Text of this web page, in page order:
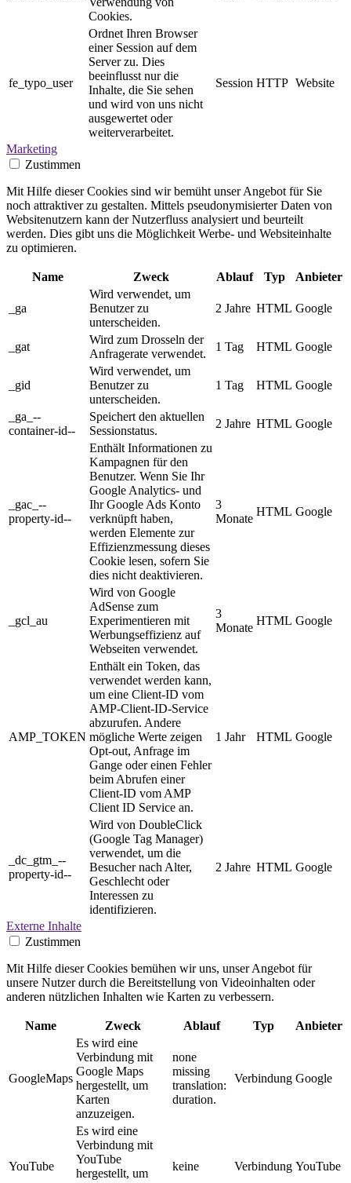
Cookies.
fe_typo_user
Ordnet Ihren Browser
einer Session auf dem
Server zu. Dies
beeinflusst nur die
Inhalte, die Sie sehen
und wird von uns nicht
ausgewertet oder
weiterverarbeitet.
Session HTTP Website
Marketing
Zustimmen
Mit Hilfe dieser Cookies sind wir bemüht unser Angebot für Sie
noch attraktiver zu gestalten. Mittels pseudonymisierter Daten von
Websitenutzern kann der Nutzerfluss analysiert und beurteilt
werden. Dies gibt uns die Möglichkeit Werbe- und Websiteinhalte
zu optimieren.
Name Zweck Ablauf Typ Anbieter
_ga
Wird verwendet, um
Benutzer zu
unterscheiden.
2 Jahre HTML Google
_gat
Wird zum Drosseln der
Anfragerate verwendet.
1 Tag HTML Google
_gid
Wird verwendet, um
Benutzer zu
unterscheiden.
1 Tag HTML Google
_ga_--
container-id--
Speichert den aktuellen
Sessionstatus.
2 Jahre HTML Google
_gac_--
property-id--
Enthält Informationen zu
Kampagnen für den
Benutzer. Wenn Sie Ihr
Google Analytics- und
Ihr Google Ads Konto
verknüpft haben,
werden Elemente zur
Effizienzmessung dieses
Cookie lesen, sofern Sie
dies nicht deaktivieren.
3
Monate
HTML Google
_gcl_au
Wird von Google
AdSense zum
Experimentieren mit
Werbungseffizienz auf
Webseiten verwendet.
3
Monate
HTML Google
AMP_TOKEN
Enthält ein Token, das
verwendet werden kann,
um eine Client-ID vom
AMP-Client-ID-Service
abzurufen. Andere
mögliche Werte zeigen
Opt-out, Anfrage im
Gange oder einen Fehler
beim Abrufen einer
Client-ID vom AMP
Client ID Service an.
1 Jahr HTML Google
_dc_gtm_--
property-id--
Wird von DoubleClick
(Google Tag Manager)
verwendet, um die
Besucher nach Alter,
Geschlecht oder
Interessen zu
identifizieren.
2 Jahre HTML Google
Externe Inhalte
Zustimmen
Mit Hilfe dieser Cookies bemühen wir uns, unser Angebot für
unsere Nutzer durch die Bereitstellung von Videoinhalten oder
anderen nützlichen Inhalten wie Karten zu verbessern.
Name Zweck Ablauf Typ Anbieter
GoogleMaps
Es wird eine
Verbindung mit
Google Maps
hergestellt, um
Karten
anzuzeigen.
none
missing
translation:
duration.
Verbindung Google
YouTube
Es wird eine
Verbindung mit
YouTube
hergestellt, um
keine Verbindung YouTube